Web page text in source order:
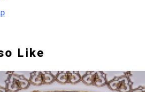
Like